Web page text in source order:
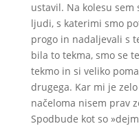
ustavil. Na kolesu
ljudi, s katerimi smo
progo in nadaljevali s
bila to tekma, smo se
tekmo in si veliko
drugega. Kar mi je
načeloma nisem prav
Spodbude kot so